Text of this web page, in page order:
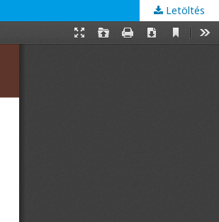
Letöltés